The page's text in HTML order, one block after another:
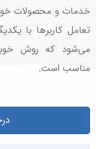
خدمات و محصولات
تعامل کاربرها با
می‌شود که روش خوبی
مناسب است.